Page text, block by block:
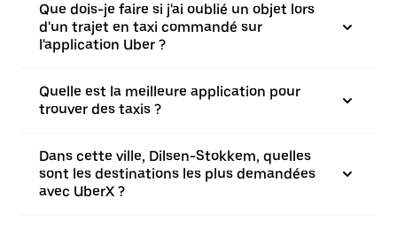
Que dois-je faire si j'ai oublié un objet lors
d'un trajet en taxi commandé sur
l'application Uber ?
Quelle est la meilleure application pour
trouver des taxis ?
Dans cette ville, Dilsen-Stokkem, quelles
sont les destinations les plus demandées
avec UberX ?